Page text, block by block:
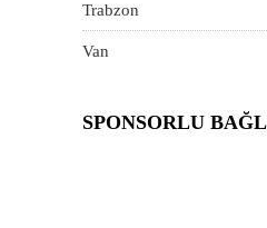
Trabzon
Van
SPONSORLU